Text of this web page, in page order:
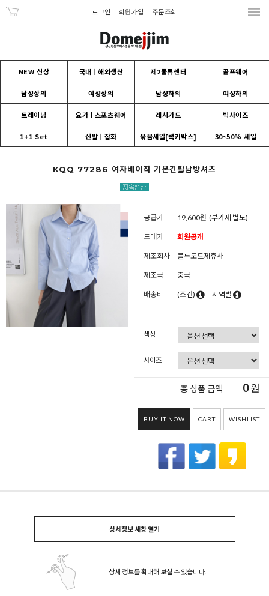
로그인 회원가입 주문조회
NEW 신상 국내ㅣ해외생산 제2물류센터 골프웨어
남성상의 여성상의 남성하의 여성하의
트레이닝 요가ㅣ스포츠웨어 래시가드 빅사이즈
1+1 Set 신발ㅣ잡화 묶음세일[럭키박스] 30~50% 세일
KQQ 77286 여자베이직 기본긴팔남방셔츠
공급가 19,600원 (부가세 별도)
도매가 회원공개
제조회사 블루모드제휴사
제조국 중국
배송비 (조건) 지역별
색상
사이즈
총 상품 금액 0원
BUY IT NOW CART WISHLIST
상세정보 새창 열기
상세 정보를 확대해 보실 수 있습니다.